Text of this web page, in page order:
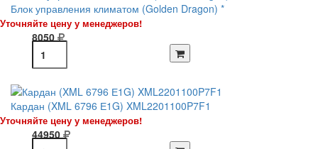
Блок управления климатом (Golden Dragon) *
Уточняйте цену у менеджеров!
8050
Кардан (XML 6796 Е1G) XML2201100P7F1
Уточняйте цену у менеджеров!
44950